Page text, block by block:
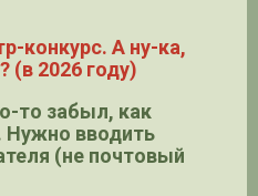
конкурс. А ну-ка,
(в 2026 году)
то забыл, как
Нужно вводить
(не почтовый